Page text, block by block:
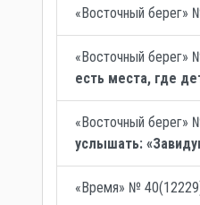
«Восточный берег»
«Восточный берег»
есть места, где
«Восточный берег»
услышать:
«Время» №